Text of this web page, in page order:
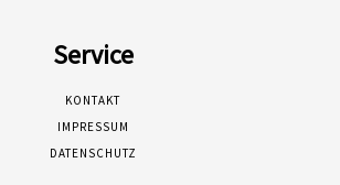
Service
KONTAKT
IMPRESSUM
DATENSCHUTZ